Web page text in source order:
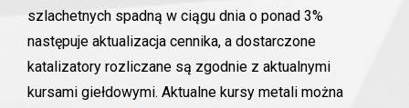
szlachetnych spadną w ciągu dnia o ponad 3%
następuje aktualizacja cennika, a dostarczone
katalizatory rozliczane są zgodnie z aktualnymi
kursami giełdowymi. Aktualne kursy metali można